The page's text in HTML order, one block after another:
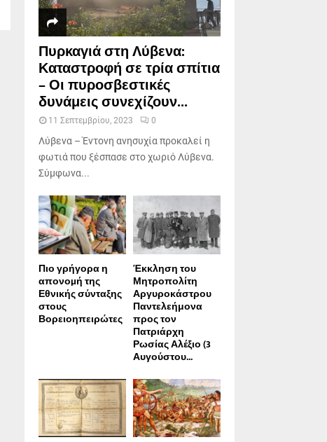
Πυρκαγιά στη Λύβενα:
Καταστροφή σε τρία σπίτια
– Οι πυροσβεστικές
δυνάμεις συνεχίζουν...
11 Σεπτεμβρίου, 2023 0
Λύβενα – Έντονη ανησυχία προκαλεί η
φωτιά που ξέσπασε στο χωριό Λύβενα.
Σύμφωνα...
Πιο γρήγορα η
απονοµή της
Εθνικής σύνταξης
στους
Βορειοηπειρώτες
Έκκληση του
Μητροπολίτη
Αργυροκάστρου
Παντελεήμονα
προς τον
Πατριάρχη
Ρωσίας Αλέξιο (3
Αυγούστου...